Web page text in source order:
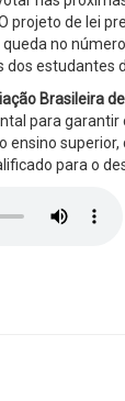
projeto de lei
no
dos estudantes
Brasileira
para
ensino
para o